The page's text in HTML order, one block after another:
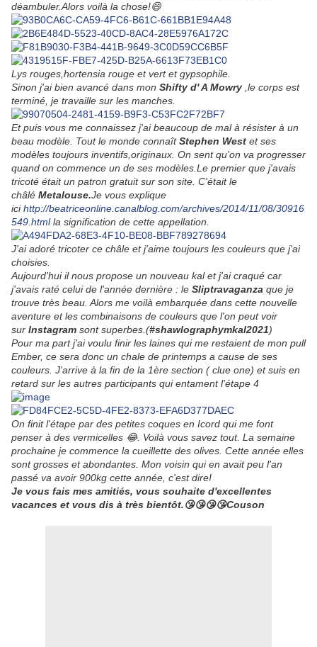
déambuler.Alors voilà la chose!😄
Lys rouges,hortensia rouge et vert et gypsophile.
Sinon j'ai bien avancé dans mon Shifty d' A Mowry ,le corps est
terminé, je travaille sur les manches.
Et puis vous me connaissez j'ai beaucoup de mal à résister à un
beau modèle. Tout le monde connaîtStephen West et ses
modèles toujours inventifs,originaux. On sent qu'on va progresser
quand on commence un de ses modèles.Le premier que j'avais
tricoté était un patron gratuit sur son site. C'était le
châlé Metalouse.Je vous explique
icihttp://beatriceonline.canalblog.com/archives/2014/11/08/30916
549.htmlla signification de cette appellation.
J'ai adoré tricoter ce châle et j'aime toujours les couleurs que j'ai
choisies.
Aujourd'hui il nous propose un nouveau kal et j'ai craqué car
j'avais raté celui de l'année dernière : le Sliptravaganza que je
trouve très beau. Alors me voilà embarquée dans cette nouvelle
aventure et les combinaisons de couleurs que l'on peut voir
sur Instagram sont superbes.(#shawlographymkal2021)
Pour ma part j'ai voulu finir les laines qui me restaient de mon pull
Ember, ce sera donc un chale de printemps a cause de ses
couleurs. J'arrive à la fin de la 1ère section ( clue one) et suis en
retard sur les autres participants qui entament l'étape 4
On finit l'étape par des petites coques en Icord qui me font
penser à des vermicelles 😂. Voilà vous savez tout. La semaine
prochaine je commence la cueillette des olives. Cette année elles
sont grosses et abondantes. Mon voisin qui en avait peu l'an
passé va avoir 900kg cette année, c'est dire!
Je vous fais mes amitiés, vous souhaite d'excellentes
vacances et vous dis à très bientôt.😘😘😘😘Couson